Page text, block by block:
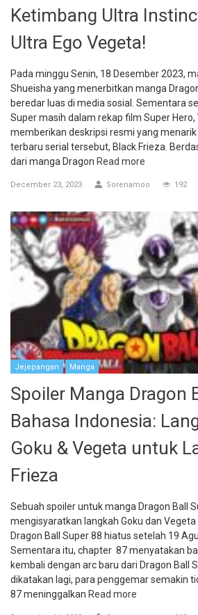
Ketimbang Ultra
Ultra Ego Vegeta!
Pada minggu Senin, 18 Desember 2023,
Shueisha yang menerbitkan manga
beredar luas di media sosial. Sementara
Super masih dalam rekap film Super
memberikan deskripsi resmi yang
terbaru serial tersebut, Black Frieza.
dari manga Dragon Read more
December 23, 2023 Sorenamoo 192
Jejepangan Manga
Spoiler Manga Dragon
Bahasa Indonesia:
Goku & Vegeta untuk
Frieza
Sebuah spoiler untuk manga Dragon Ball
mengisyaratkan langkah Goku dan
Dragon Ball Super 88 hiatus setelah 19
Sementara itu, chapter 87 menyatakan
kembali dengan arc baru dari Dragon Ball
dikatakan lagi, para penggemar semakin
87 meninggalkan Read more